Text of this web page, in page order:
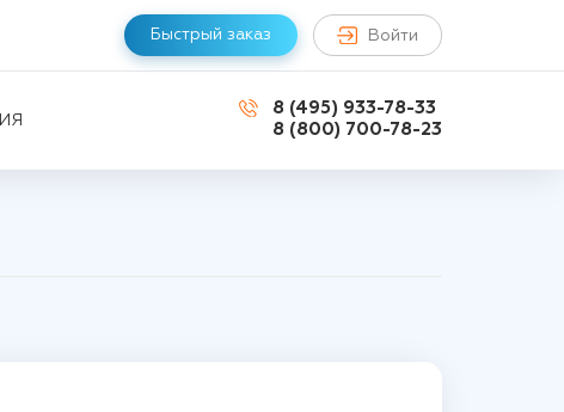
Быстрый заказ Войти
8 (495) 933-78-33
8 (800) 700-78-23